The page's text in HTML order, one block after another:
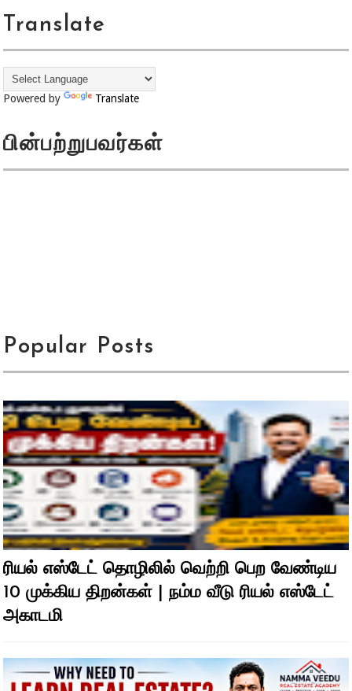
Translate
Powered by Translate
பின்பற்றுபவர்கள்
Popular Posts
ரியல் எஸ்டேட் தொழிலில் வெற்றி பெற வேண்டிய
10 முக்கிய திறன்கள் | நம்ம வீடு ரியல் எஸ்டேட்
அகாடமி